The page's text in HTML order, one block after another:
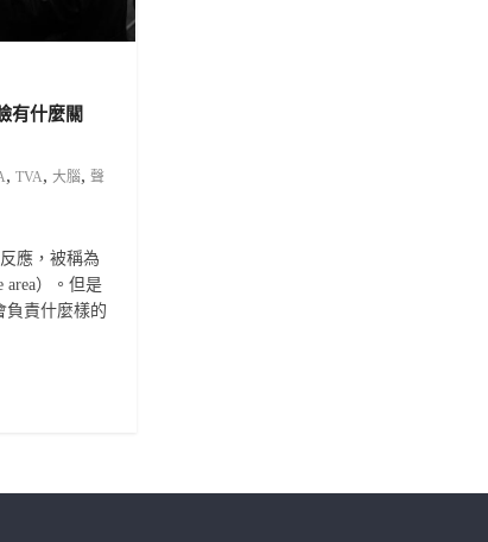
有什麼關
, TVA, 大腦, 聲
應，被稱為
area）。但是
負責什麼樣的